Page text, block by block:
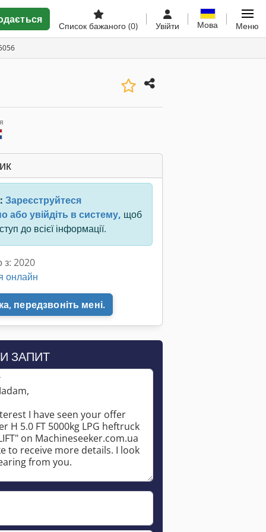
Список бажаного (0) Увійти Мова Меню
Зареєструйтеся
або увійдіть в систему, щоб
до всієї інформації.
з: 2020
онлайн
передзвоніть мені.
ЗАПИТ